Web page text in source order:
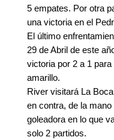
5 empates. Por otra
una victoria en el
El último
29 de Abril de este
victoria por 2 a 1
amarillo.
River visitará La
en contra, de la
goleadora en lo que
solo 2 partidos.